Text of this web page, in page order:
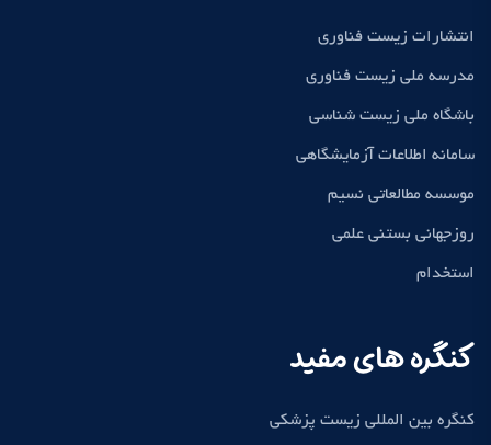
انتشارات زیست فناوری
مدرسه ملی زیست فناوری
باشگاه ملی زیست شناسی
سامانه اطلاعات آزمایشگاهی
موسسه مطالعاتی نسیم
روزجهانی بستنی علمی
استخدام
کنگره های مفید
کنگره بین المللی زیست پزشکی